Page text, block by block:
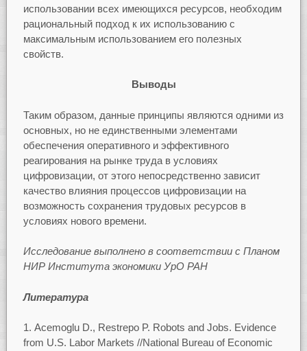
использовании всех имеющихся ресурсов, необходим
рациональный подход к их использованию с
максимальным использованием его полезных
свойств.
Выводы
Таким образом, данные принципы являются одними из
основных, но не единственными элементами
обеспечения оперативного и эффективного
реагирования на рынке труда в условиях
цифровизации, от этого непосредственно зависит
качество влияния процессов цифровизации на
возможность сохранения трудовых ресурсов в
условиях нового времени.
Исследование выполнено в соответствии с Планом
НИР Института экономики УрО РАН
Литература
Acemoglu D., Restrepo P. Robots and Jobs. Evidence
from U.S. Labor Markets //National Bureau of Economic